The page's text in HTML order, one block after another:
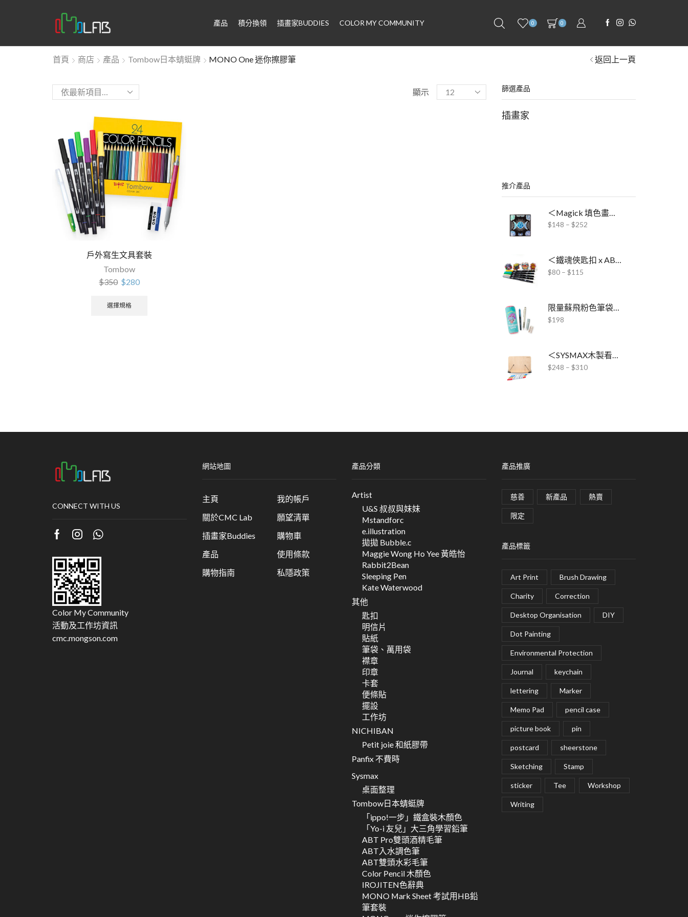
產品 積分換領 插畫家BUDDIES COLOR MY COMMUNITY 0 0
首頁 商店 產品 Tombow日本蜻蜓牌 MONO One 迷你擦膠筆 返回上一頁
顯示
戶外寫生文具套裝
Tombow
$350 $280
選擇規格
篩選產品
插畫家
推介產品
＜Magick 填色畫冊 x ABT Pro酒精毛筆＞聯乘套裝
$148 – $252
＜鐵魂俠匙扣 x ABT雙頭水彩毛筆＞聯乘套裝
$80 – $115
限量蘇飛粉色筆袋文具套裝
$198
＜SYSMAX木製看書架 x ABT Pro酒精毛筆＞套裝
$248 – $310
CONNECT WITH US
Color My Community
活動及工作坊資訊
cmc.mongson.com
網站地圖
主頁
關於CMC Lab
插畫家Buddies
產品
購物指南
我的帳戶
願望清單
購物車
使用條款
私隱政策
產品分類
Artist
U&S 叔叔與妹妹
Mstandforc
e.illustration
拋拋 Bubble.c
Maggie Wong Ho Yee 黃皓怡
Rabbit2Bean
Sleeping Pen
Kate Waterwood
其他
匙扣
明信片
貼紙
筆袋、萬用袋
襟章
印章
卡套
便條貼
擺設
工作坊
NICHIBAN
Petit joie 和紙膠帶
Panfix 不費時
Sysmax
桌面整理
Tombow日本蜻蜓牌
「ippo!一步」鐵盒裝木顏色
「Yo-i 友兒」大三角學習鉛筆
ABT Pro雙頭酒精毛筆
ABT入水調色筆
ABT雙頭水彩毛筆
Color Pencil 木顏色
IROJITEN色辭典
MONO Mark Sheet 考試用HB鉛
筆套裝
產品推廣
慈善 新產品 熱賣
限定
產品標籤
Art Print Brush Drawing
Charity Correction
Desktop Organisation DIY
Dot Painting
Environmental Protection
Journal keychain
lettering Marker
Memo Pad pencil case
picture book pin
postcard sheerstone
Sketching Stamp
sticker Tee Workshop
Writing